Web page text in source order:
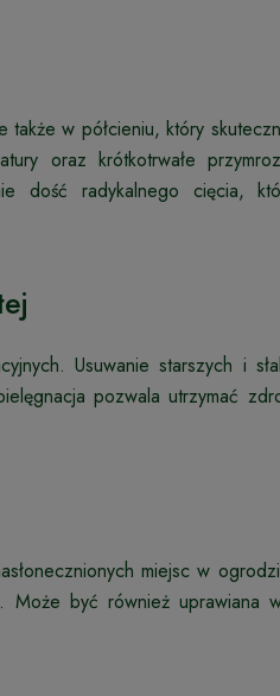
w półcieniu, który
oraz krótkotrwałe
dość radykalnego cięcia,
Usuwanie starszych i
pozwala utrzymać
miejsc w
być również uprawiana